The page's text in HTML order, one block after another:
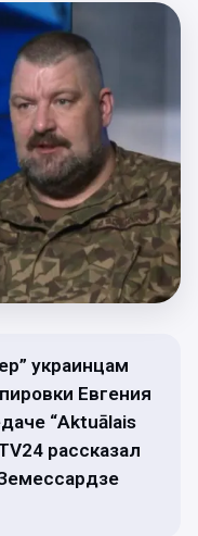
украинцам
Евгения
“Aktuālais
рассказал